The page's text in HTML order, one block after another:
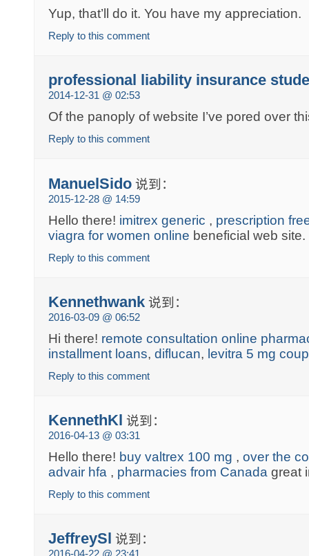
Yup, that’ll do it. You have my appreciation.
Reply to this comment
professional liability insurance
2014-12-31 @ 02:53
Of the panoply of website I’ve pored over
Reply to this comment
ManuelSido 说到：
2015-12-28 @ 14:59
Hello there! imitrex generic , prescription
viagra for women online beneficial web site.
Reply to this comment
Kennethwank 说到：
2016-03-09 @ 06:52
Hi there! remote consultation online
installment loans,diflucan, levitra 5 mg
Reply to this comment
KennethKl 说到：
2016-04-13 @ 03:31
Hello there! buy valtrex 100 mg ,over the
advair hfa , pharmacies from Canada great
Reply to this comment
JeffreySl 说到：
2016-04-22 @ 23:41